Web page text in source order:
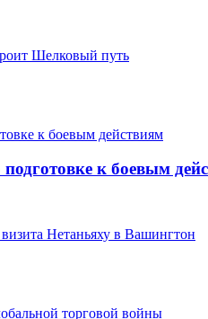
Шелковый путь
к боевым
Нетаньяху в Вашингтон